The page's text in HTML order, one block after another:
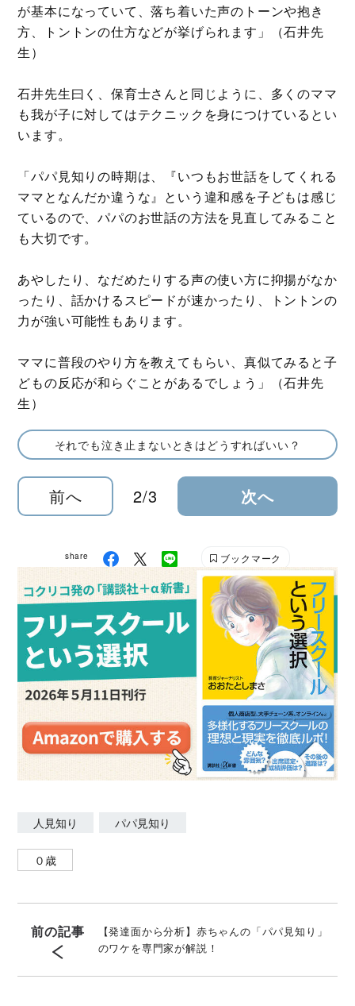
が基本になっていて、落ち着いた声のトーンや抱き
方、トントンの仕方などが挙げられます」（石井先
生）
石井先生曰く、保育士さんと同じように、多くのママ
も我が子に対してはテクニックを身につけているとい
います。
「パパ見知りの時期は、『いつもお世話をしてくれる
ママとなんだか違うな』という違和感を子どもは感じ
ているので、パパのお世話の方法を見直してみること
も大切です。
あやしたり、なだめたりする声の使い方に抑揚がなか
ったり、話かけるスピードが速かったり、トントンの
力が強い可能性もあります。
ママに普段のやり方を教えてもらい、真似てみると子
どもの反応が和らぐことがあるでしょう」（石井先
生）
それでも泣き止まないときはどうすればいい？
前へ 2/3 次へ
share ブックマーク
人見知り パパ見知り
０歳
前の記事
【発達面から分析】赤ちゃんの「パパ見知り」
のワケを専門家が解説！